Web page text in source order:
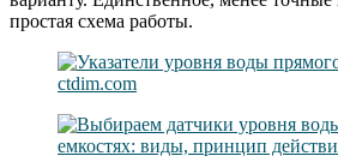
простая схема работы.